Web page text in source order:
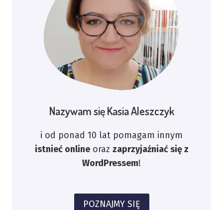
Nazywam się Kasia Aleszczyk
i od ponad 10 lat pomagam innym
istnieć onlineoraz zaprzyjaźniać się z
WordPressem!
POZNAJMY SIĘ